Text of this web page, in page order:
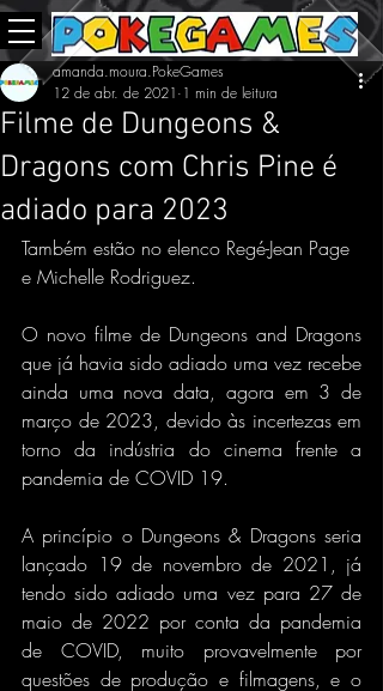
Filme de Dungeons &
Dragons com Chris Pine é
adiado para 2023
amanda.moura.PokeGames
12 de abr. de 2021 1 min de leitura
Também estão no elenco Regé-Jean Page
e Michelle Rodriguez.
O novo filme de Dungeons and Dragons
que já havia sido adiado uma vez recebe
ainda uma nova data, agora em 3 de
março de 2023, devido às incertezas em
torno da indústria do cinema frente a
pandemia de COVID 19.
A princípio o Dungeons & Dragons seria
lançado 19 de novembro de 2021, já
tendo sido adiado uma vez para 27 de
maio de 2022 por conta da pandemia
de COVID, muito provavelmente por
questões de produção e filmagens, e o